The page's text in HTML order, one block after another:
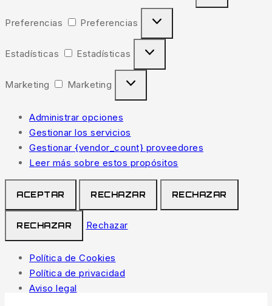
Preferencias Preferencias
Estadísticas Estadísticas
Marketing Marketing
Administrar opciones
Gestionar los servicios
Gestionar {vendor_count} proveedores
Leer más sobre estos propósitos
ACEPTAR RECHAZAR RECHAZAR
RECHAZAR Rechazar
Política de Cookies
Política de privacidad
Aviso legal